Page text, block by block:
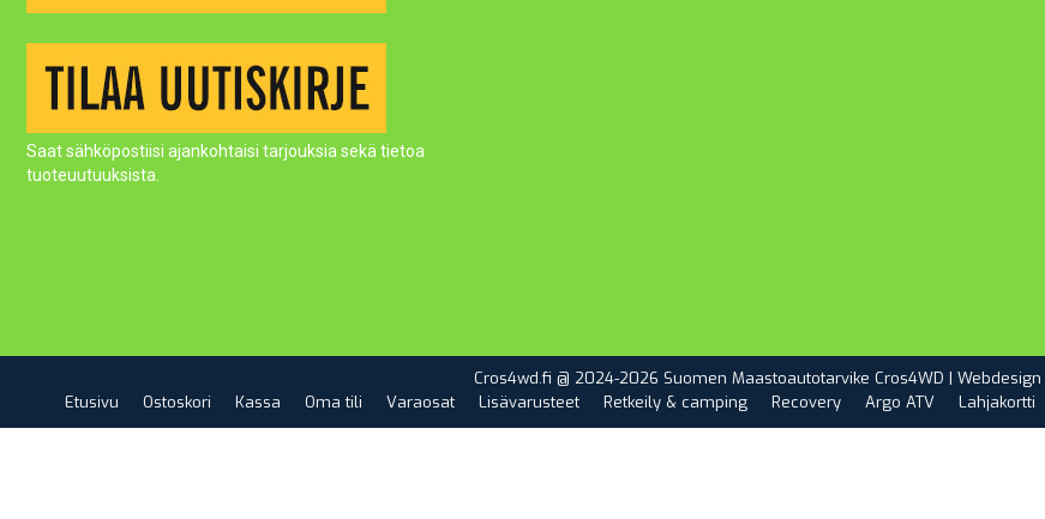
Saat sähköpostiisi ajankohtaisi tarjouksia sekä tietoa
tuoteuutuuksista.
Cros4wd.fi @ 2024-2026 Suomen Maastoautotarvike Cros4WD | Webdesign
Etusivu
Ostoskori Kassa Oma tili Varaosat Lisävarusteet Retkeily & camping Recovery Argo ATV Lahjakortti